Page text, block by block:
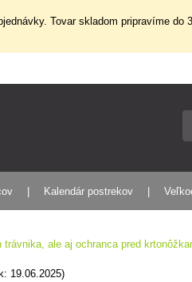
Tovar skladom pripravíme
Kalendár postrekov
trávnika, ale aj ochranca pred
19.06.2025)